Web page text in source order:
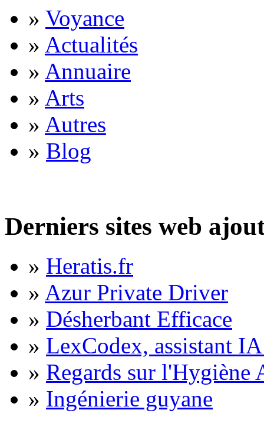
» Voyance
» Actualités
» Annuaire
» Arts
» Autres
» Blog
Derniers sites web
» Heratis.fr
» Azur Private Driver
» Désherbant Efficace
» LexCodex, assistant
» Regards sur l'Hygiène
» Ingénierie guyane